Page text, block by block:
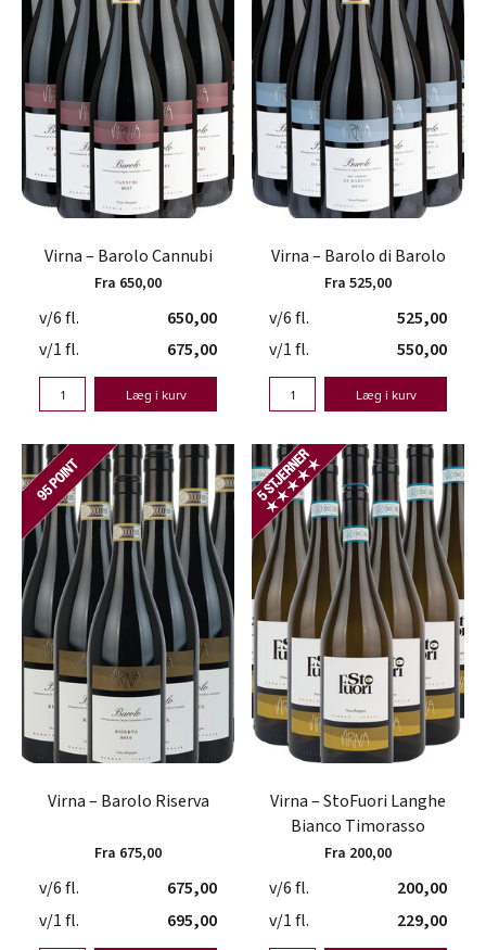
Virna – Barolo Cannubi
Fra 650,00
v/6 fl.
650,00
v/1 fl.
675,00
Læg i kurv
Virna – Barolo di Barolo
Fra 525,00
v/6 fl.
525,00
v/1 fl.
550,00
Læg i kurv
Virna – Barolo Riserva
Fra 675,00
v/6 fl.
675,00
v/1 fl.
695,00
Virna – StoFuori Langhe
Bianco Timorasso
Fra 200,00
v/6 fl.
200,00
v/1 fl.
229,00